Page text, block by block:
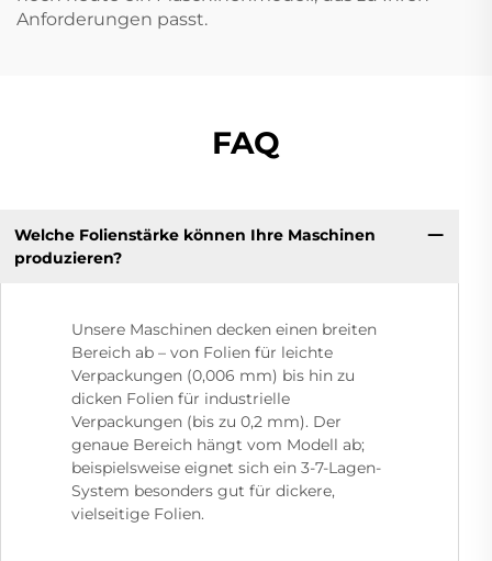
Anforderungen passt.
FAQ
Welche Folienstärke können Ihre Maschinen
produzieren?
Unsere Maschinen decken einen breiten
Bereich ab – von Folien für leichte
Verpackungen (0,006 mm) bis hin zu
dicken Folien für industrielle
Verpackungen (bis zu 0,2 mm). Der
genaue Bereich hängt vom Modell ab;
beispielsweise eignet sich ein 3-7-Lagen-
System besonders gut für dickere,
vielseitige Folien.